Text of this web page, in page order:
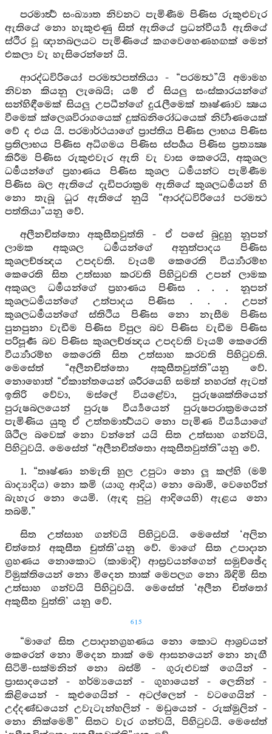
පරමාර්‍ත්‍ථ සංඛ්‍යාත නිවනට පැමිණීම පිණිස රුකුළුවැර
ඇතියේ නො හැකුළුණු සිත් ඇතියේ ප්‍රධන්වීර්‍ය්‍ය ඇතියේ
ස්ථිර වූ ඥානබලයට පැමිණියේ කගවෙහෙණහඟක් මෙන්
එකලා වැ හැසිරෙන්නේ යි.
ආරද්ධවිරියෝ පරමත්‍ථපත්තියා - “පරමත්‍ථ”යි අමාමහ
නිවන කියනු ලැබෙයි; යම් ඒ සියලු සංස්කාරයන්ගේ
සන්හිඳීමෙක් සියලු උපධීන්ගේ දුරැලීමෙක් තෘෂ්ණාව ක්‍ෂය
වීමෙක් ක්ලෙශවිරාගයෙක් දුක්ඛනිරෝධයෙක් නිර්‍වාණයෙක්
වේ ද එය යි. පරමාර්ථයාගේ ප්‍රාප්තිය පිණිස ලාභය පිණිස
ප්‍රතිලාභය පිණිස අධිගමය පිණිස ස්පර්‍ශය පිණිස ප්‍රත්‍යක්‍ෂ
කිරීම පිණිස රුකුළුවැර ඇති වැ වාස කෙරෙයි, අකුශල
ධර්‍මයන්ගේ ප්‍රහාණය පිණිස කුශල ධර්‍මයන්ට පැමිණීම
පිණිස බල ඇතියේ දැඩිපරාක්‍රම ඇතියේ කුශලධර්‍මයන් හි
නො තැබූ ධූර ඇතියේ නුයි “ආරද්ධවිරියෝ පරමත්‍ථ
පත්තියා”යනු වේ.
අලීනචිත්තො අකුසීතවුත්ති - ඒ පසේ බුදුහු නූපන්
ලාමක අකුශල ධර්‍මයන්ගේ අනුත්පාදය පිණිස
කුශලච්ඡන්‍දය උපදවති. වෑයම් කෙරෙති වීර්‍ය්‍යාරම්භ
කෙරෙති සිත උත්සාහ කරවති පිහිටුවති උපන් ලාමක
අකුශල ධර්‍මයන්ගේ ප්‍රහාණය පිණිස . . . නූපන්
කුශලධර්‍මයන්ගේ උත්පාදය පිණිස . . . උපන්
කුශලධර්‍මයන්ගේ ස්තිථිය පිණිස නො නැසීම පිණිස
පුනපුනා වැඩීම පිණිස විපුල බව පිණිස වැඩීම පිණිස
පරිපූර්‍ණ බව පිණිස කුශලච්ඡන්‍දය උපදවති වෑයම් කෙරෙති
වීර්‍ය්‍යාරම්භ කෙරෙති සිත උත්සාහ කරවති පිහිටුවති.
මෙසේත් “අලීනචිත්තො අකුසීතවුත්ති”යනු වේ.
නොහොත් “ඒකාන්තයෙන් ශරීරයෙහි සමත් නහරත් ඇටත්
ඉතිරි වේවා, මස්ලේ වියළේවා, පුරුෂශක්තියෙන්
පුරුෂබලයෙන් පුරුෂ වීර්‍ය්‍යයෙන් පුරුෂපරාක්‍රමයෙන්
පැමිණිය යුතු ඒ උත්තමාර්‍ත්‍ථයට නො පැමිණ වීර්‍ය්‍යයාගේ
ශිථිල බවෙක් නො වන්නේ යයි සිත උත්සාහ ගන්වයි,
පිහිටුවයි. මෙසේත් “අලීනචිත්තො අකුසීතවුත්ති”යනු වේ.
1. “තෘෂ්ණා නමැති හුල උපුටා නො ලූ කල්හි (මම්
ඛාද්‍යාදිය) නො කමි (යාගු ආදිය) නො බොමි, වෙහෙරින්
බැහැර නො යෙමි. (ඇඳ පුටු ආදියෙහි) ඇළය නො
තබමි.”
සිත උත්සාහ ගන්වයි පිහිටුවයි. මෙසේත් ‘අලින
චිත්තෝ අකුසීත චුත්ති’යනු වේ. මාගේ සිත උපාදාන
ග්‍රහණය නොකොට (කාමාදි) ආස්‍රවයන්ගෙන් සමුච්ඡේද
විමුක්තියෙන් නො මිදෙන තාක් මෙපලග නො බිඳිමි සිත
උත්සාහ ගන්වයි පිහිටුවයි. මෙසේත් ‘අලීන චිත්තෝ
අකුසීත වුත්ති’ යනු වේ.
615
“මාගේ සිත උපාදානග්‍රහණය නො කොට ආශ්‍රවයන්
කෙරෙන් නො මිදෙන තාක් මෙ ආසනයෙන් නො නැඟී
සිටිමි-සක්මනින් නො බස්මි - ගුරුළුවක් ගෙයින් -
ප්‍රාසාදයෙන් - හර්ම්‍යයෙන් - ගුහායෙන් - ලෙනින් -
කිළියෙන් - කුළුගෙයින් - අටල්ලෙන් - වටගෙයින් -
උද්දණ්ඩයෙන් උවැටැන්හලින් - මඩුයෙන් - රුක්මුලින් -
නො නික්මෙමි” සිතට වැර ගන්වයි, පිහිටුවයි. මෙසේත්